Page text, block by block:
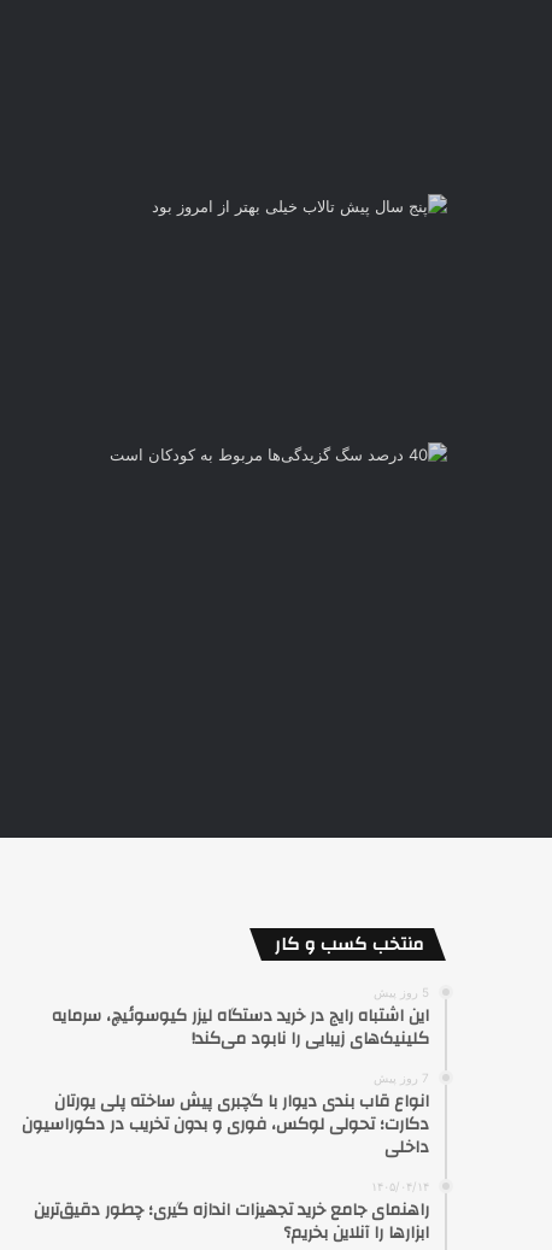
منتخب کسب و کار
5 روز پیش
این اشتباه رایج در خرید دستگاه لیزر کیوسوئیچ، سرمایه
کلینیک‌های زیبایی را نابود می‌کند!
7 روز پیش
انواع قاب بندی دیوار با گچبری پیش ساخته پلی یورتان
دکارت؛ تحولی لوکس، فوری و بدون تخریب در دکوراسیون
داخلی
۱۴۰۵/۰۴/۱۴
راهنمای جامع خرید تجهیزات اندازه گیری؛ چطور دقیق‌ترین
ابزارها را آنلاین بخریم؟